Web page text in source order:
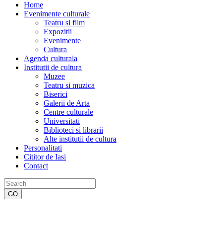
Home
Evenimente culturale
Teatru si film
Expozitii
Evenimente
Cultura
Agenda culturala
Institutii de cultura
Muzee
Teatru si muzica
Biserici
Galerii de Arta
Centre culturale
Universitati
Biblioteci si librarii
Alte institutii de cultura
Personalitati
Cititor de Iasi
Contact